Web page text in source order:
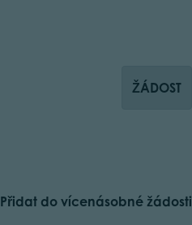
ŽÁDOST
Přidat do vícenásobné žádosti